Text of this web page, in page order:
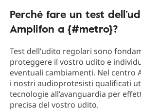
Perché fare un test
Amplifon a {#metro}?
Test dell’udito regolari sono
proteggere il vostro udito e
eventuali cambiamenti. Nel centro
i nostri audioprotesisti qualificati
tecnologie all’avanguardia per
precisa del vostro udito.